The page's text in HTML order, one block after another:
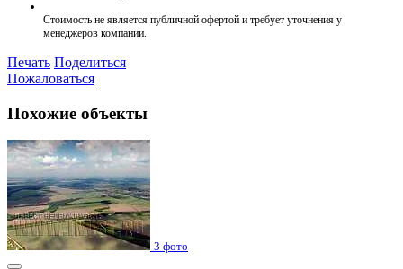
Стоимость не является публичной офертой и требует уточнения у
менеджеров компании.
Печать Поделиться
Пожаловаться
Похожие объекты
3 фото